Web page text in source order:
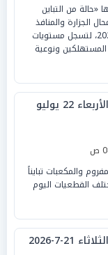
من التباين
الجزارة والمنافذ
الحكومية» اليوم الأربعاء 29-7-2026، لتسجل مستويات
ونوعية
أسعار اللحوم الحمراء اليوم الأربعاء 22 يوليو
والمكعبات تبايناً
القطعيات اليوم
7-2026